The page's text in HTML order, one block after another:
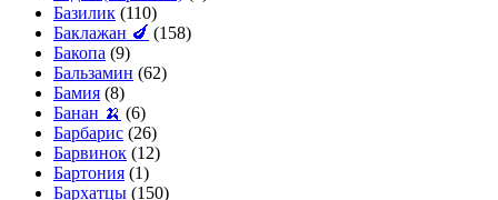
Базилик (110)
Баклажан 🍆 (158)
Бакопа (9)
Бальзамин (62)
Бамия (8)
Банан 🍌 (6)
Барбарис (26)
Барвинок (12)
Бартония (1)
Бархатцы (150)